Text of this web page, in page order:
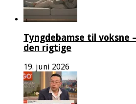
Tyngdebamse til voksne
den rigtige
19. juni 2026